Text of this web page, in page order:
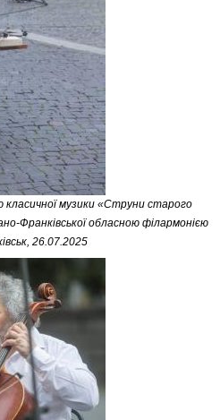
музики «Струни старого
Франківської обласною філармонією
26.07.2025